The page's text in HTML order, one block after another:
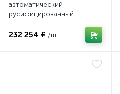
автоматический
русифицированный
232 254 ₽ /шт